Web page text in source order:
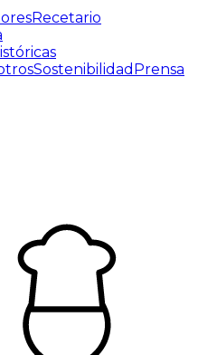
Recetario
Sostenibilidad Prensa